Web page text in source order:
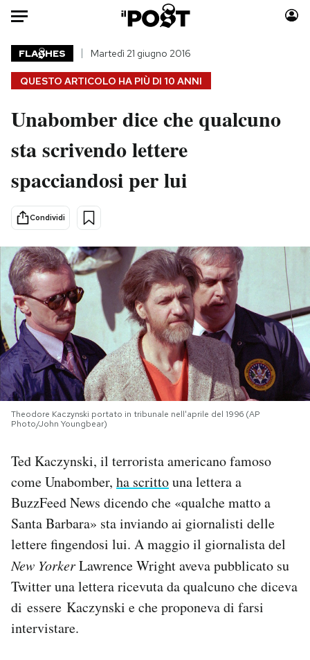
Auto
HOME
Italia
Politica
Tecnologia
Scienza
Economia
Sport
Moda
Consumismi
Storie/Idee
Altrecose
Mondiali calcio 2026
PODCAST
NEWSLETTER
I MIEI PREFERITI
SHOP
CALENDARIO
AREA PERSONALE
Area Personale
Newsletter
Notifiche mobile
QUESTO ARTICOLO HA PIÙ DI 10 ANNI
FLA HES Martedì 21 giugno 2016
Unabomber dice che qualcuno
sta scrivendo lettere
spacciandosi per lui
Condividi
Theodore Kaczynski portato in tribunale nell'aprile del 1996 (AP
Photo/John Youngbear)
Ted Kaczynski, il terrorista americano famoso
come Unabomber, ha scrittouna lettera a
BuzzFeed News dicendo che «qualche matto a
Santa Barbara» sta inviando ai giornalisti delle
lettere fingendosi lui. A maggio il giornalista del
New YorkerLawrence Wright aveva pubblicato su
Twitter una lettera ricevuta da qualcuno che diceva
di essere Kaczynski e che proponeva di farsi
intervistare.